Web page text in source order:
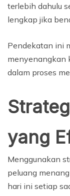
terlebih dahulu
lengkap jika
Pendekatan ini
menyenangkan
dalam proses
yang
Menggunakan
peluang
hari ini setiap